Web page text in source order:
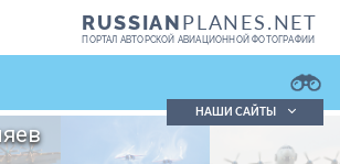
RUSSIANPLANES.NET
ПОРТАЛ АВТОРСКОЙ АВИАЦИОННОЙ ФОТОГРАФИИ
Поиск фотографий
НАШИ САЙТЫ